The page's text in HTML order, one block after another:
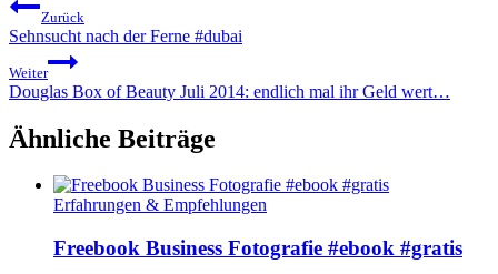
Zurück
Sehnsucht nach der Ferne #dubai
Weiter
Douglas Box of Beauty Juli 2014: endlich mal ihr Geld wert…
Ähnliche Beiträge
Erfahrungen & Empfehlungen
Freebook Business Fotografie #ebook #gratis